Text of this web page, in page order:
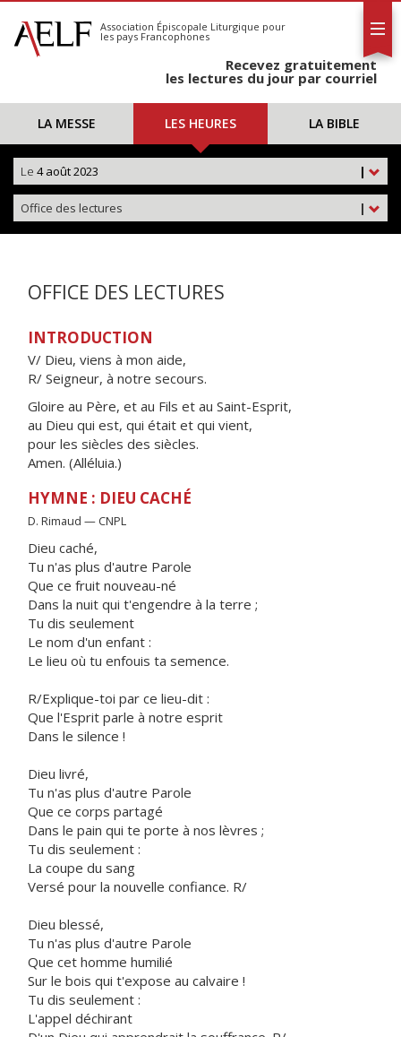
S'abonner
Calendrier
Association Épiscopale Liturgique pour
les pays Francophones
Recevez gratuitement
les lectures du jour par courriel
LA MESSE LES HEURES LA BIBLE
|
Le 4 août 2023
|
Office des lectures
OFFICE DES LECTURES
INTRODUCTION
V/ Dieu, viens à mon aide,
R/ Seigneur, à notre secours.
Gloire au Père, et au Fils et au Saint-Esprit,
au Dieu qui est, qui était et qui vient,
pour les siècles des siècles.
Amen. (Alléluia.)
HYMNE : DIEU CACHÉ
D. Rimaud — CNPL
Dieu caché,
Tu n'as plus d'autre Parole
Que ce fruit nouveau-né
Dans la nuit qui t'engendre à la terre ;
Tu dis seulement
Le nom d'un enfant :
Le lieu où tu enfouis ta semence.
R/Explique-toi par ce lieu-dit :
Que l'Esprit parle à notre esprit
Dans le silence !
Dieu livré,
Tu n'as plus d'autre Parole
Que ce corps partagé
Dans le pain qui te porte à nos lèvres ;
Tu dis seulement :
La coupe du sang
Versé pour la nouvelle confiance. R/
Dieu blessé,
Tu n'as plus d'autre Parole
Que cet homme humilié
Sur le bois qui t'expose au calvaire !
Tu dis seulement :
L'appel déchirant